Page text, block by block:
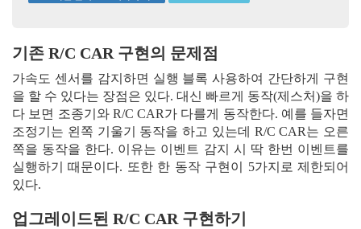
기존 R/C CAR 구현의 문제점
가속도 센서를 감지하면 실행 블록 사용하여 간단하게 구현
을 할 수 있다는 장점은 있다. 대신 빠르게 동작(제스처)을 하
다 보면 조종기와 R/C CAR가 다를게 동작한다. 예를 들자면
조정기는 왼쪽 기울기 동작을 하고 있는데 R/C CAR는 오른
쪽을 동작을 한다. 이유는 이벤트 감지 시 딱 한번 이벤트를
실행하기 때문이다. 또한 한 동작 구현이 5가지로 제한되어
있다.
업그레이드된 R/C CAR 구현하기